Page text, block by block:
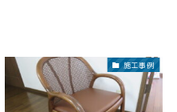
施工事例